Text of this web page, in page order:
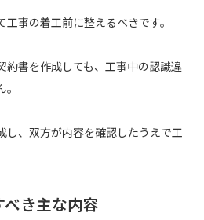
事の着工前に整えるべきです。
約書を作成しても、工事中の認識違
し、双方が内容を確認したうえで工
き主な内容